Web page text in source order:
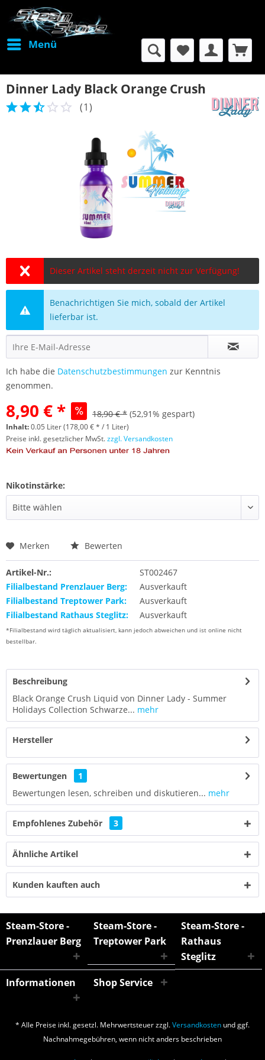
Menü
Dinner Lady Black Orange Crush
(1)
Dieser Artikel steht derzeit nicht zur Verfügung!
Benachrichtigen Sie mich, sobald der Artikel
lieferbar ist.
Ich habe die Datenschutzbestimmungen zur Kenntnis
genommen.
8,90 € * 18,90 € * (52,91% gespart)
Inhalt:0.05 Liter (178,00 € * / 1 Liter)
Preise inkl. gesetzlicher MwSt.zzgl. Versandkosten
Nikotinstärke:
Merken Bewerten
Artikel-Nr.:
ST002467
Filialbestand Prenzlauer Berg:
Ausverkauft
Filialbestand Treptower Park:
Ausverkauft
Filialbestand Rathaus Steglitz:
Ausverkauft
*Filialbestand wird täglich aktualisiert, kann jedoch abweichen und ist online nicht
bestellbar.
Beschreibung
Black Orange Crush Liquid von Dinner Lady - Summer
Holidays Collection Schwarze... mehr
Hersteller
Bewertungen
1
Bewertungen lesen, schreiben und diskutieren... mehr
Empfohlenes Zubehör 3
Ähnliche Artikel
Kunden kauften auch
Steam-Store -
Prenzlauer Berg
Steam-Store -
Treptower Park
Steam-Store -
Rathaus
Steglitz
Informationen
Shop Service
* Alle Preise inkl. gesetzl. Mehrwertsteuer zzgl.Versandkosten und ggf.
Nachnahmegebühren, wenn nicht anders beschrieben